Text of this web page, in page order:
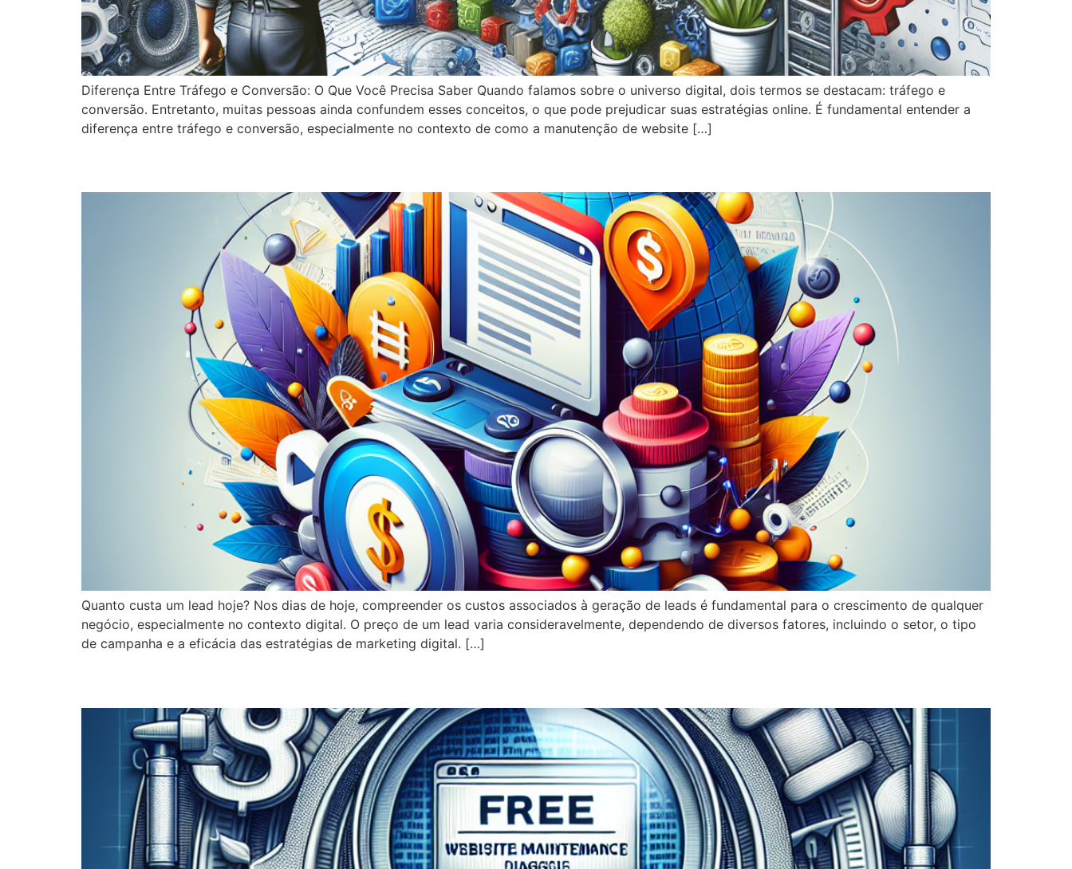
Diferença Entre Tráfego e Conversão: O Que Você Precisa Saber Quando falamos sobre o universo digital, dois termos se destacam: tráfego e
conversão. Entretanto, muitas pessoas ainda confundem esses conceitos, o que pode prejudicar suas estratégias online. É fundamental entender a
diferença entre tráfego e conversão, especialmente no contexto de como a manutenção de website […]
Quanto custa um lead hoje? Nos dias de hoje, compreender os custos associados à geração de leads é fundamental para o crescimento de qualquer
negócio, especialmente no contexto digital. O preço de um lead varia consideravelmente, dependendo de diversos fatores, incluindo o setor, o tipo
de campanha e a eficácia das estratégias de marketing digital. […]